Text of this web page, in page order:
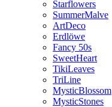
Starflowers
SummerMalve
ArtDeco
Erdlöwe
Fancy 50s
SweetHeart
TikiLeaves
TriLine
MysticBlossom
MysticStones